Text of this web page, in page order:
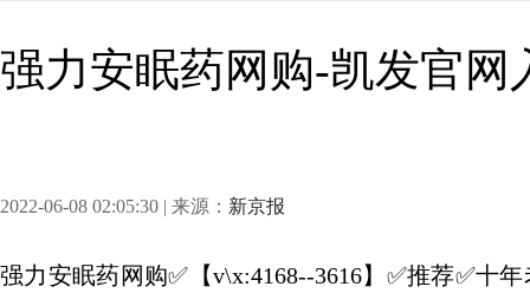
强力安眠药网购-凯发官网
2022-06-08 02:05:30 | 来源： 新京报
强力安眠药网购✅【v\x:4168--3616】✅推荐✅十